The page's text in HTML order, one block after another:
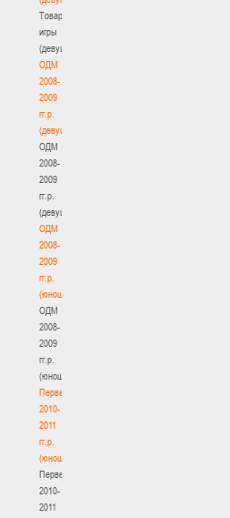
Товарищеские
игры
(девушки)
ОДМ
2008-
2009
гг.р.
(девушки)
ОДМ
2008-
2009
гг.р.
(девушки)
ОДМ
2008-
2009
гг.р.
(юноши)
ОДМ
2008-
2009
гг.р.
(юноши)
Первенство
2010-
2011
гг.р.
(юноши)
Первенство
2010-
2011